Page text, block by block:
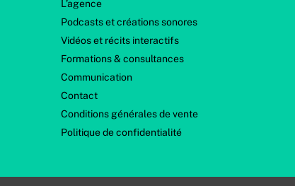
L’agence
Podcasts et créations sonores
Vidéos et récits interactifs
Formations & consultances
Communication
Contact
Conditions générales de vente
Politique de confidentialité